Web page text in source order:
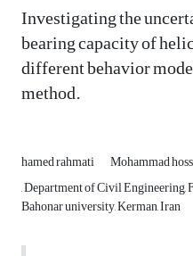
Investigating the
bearing capacity of
different behavior
method.
hamed rahmati
Mohammad
, Department of Civil
Bahonar university, Kerman, Iran